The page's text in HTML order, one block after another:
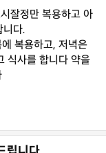
잘정만 복용하고 아
니다.
복용하고, 저녁은
식사를 합니다 약을